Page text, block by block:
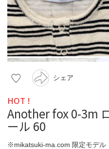
シェア
HOT !
Another fox 0-3m
ール 60
※mikatsuki-ma.com 限定モデル